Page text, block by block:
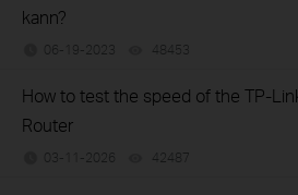
kann?
06-19-2023 48453
How to test the speed of the TP-
Router
03-11-2026 42487